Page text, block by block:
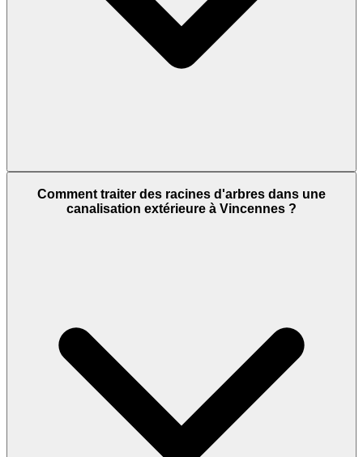
Comment traiter des racines d'arbres dans une
canalisation extérieure à Vincennes ?